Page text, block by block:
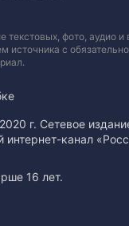
текстовых, фото, аудио и
источника с
.
г. Сетевое
интернет-канал
16 лет.